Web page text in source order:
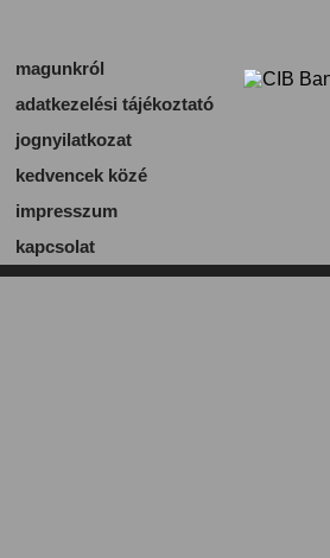
magunkról
adatkezelési tájékoztató
jognyilatkozat
kedvencek közé
impresszum
kapcsolat